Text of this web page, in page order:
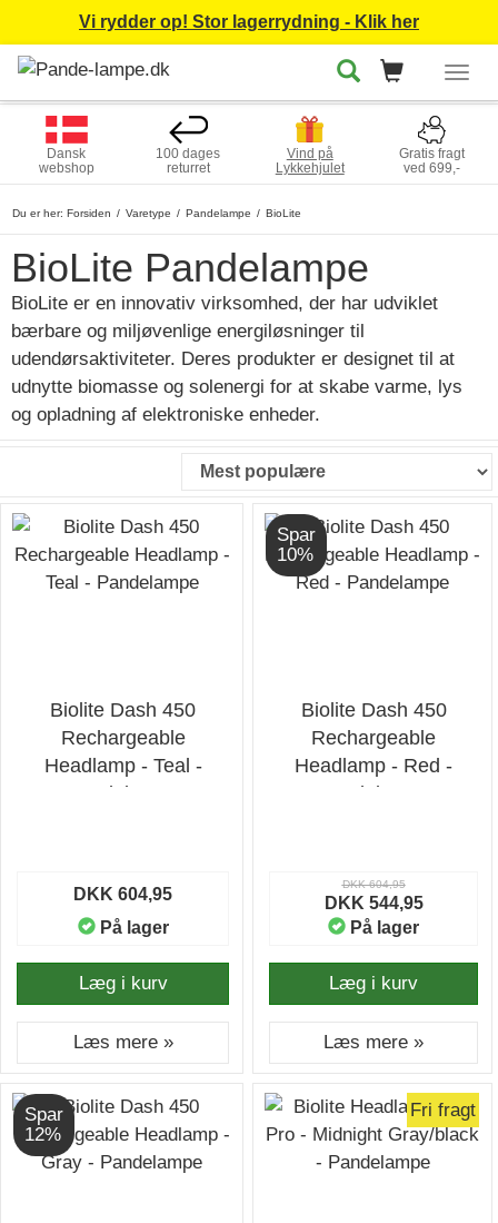
Vi rydder op! Stor lagerrydning - Klik her
Dansk
webshop
100 dages
returret
Vind på
Lykkehjulet
Gratis fragt
ved 699,-
Du er her: Forsiden Varetype Pandelampe BioLite
BioLite Pandelampe
BioLite er en innovativ virksomhed, der har udviklet
bærbare og miljøvenlige energiløsninger til
udendørsaktiviteter. Deres produkter er designet til at
udnytte biomasse og solenergi for at skabe varme, lys
og opladning af elektroniske enheder.
Biolite Dash 450
Rechargeable
Headlamp - Teal -
Pandelampe
DKK 604,95
På lager
Læg i kurv
Læs mere »
Spar
10%
Biolite Dash 450
Rechargeable
Headlamp - Red -
Pandelampe
DKK 604,95
DKK 544,95
På lager
Læg i kurv
Læs mere »
Spar
12%
Fri fragt